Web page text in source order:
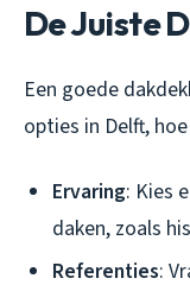
De Juiste
Een goede
opties in Delft,
Ervaring: Kies
daken, zoals
Referenties: